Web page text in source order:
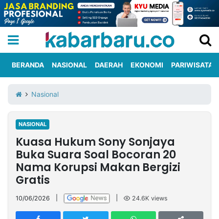
Iklan
Berita
Kami
Nasional
International
Olahraga
Entertainment
Daerah
Pariwisata
Kuliner
Kolom
Network
PT
TREETAN
BERANDA NASIONAL DAERAH EKONOMI PARIWISATA
Nasional
NASIONAL
Kuasa Hukum Sony Sonjaya
Buka Suara Soal Bocoran 20
Nama Korupsi Makan Bergizi
Gratis
10/06/2026 24.6K views